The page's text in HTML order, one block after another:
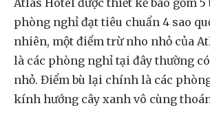
Atlas Hotel được thiết kế bao gồm 5
phòng nghỉ đạt tiêu chuẩn 4 sao
nhiên, một điểm trừ nho nhỏ của
là các phòng nghỉ tại đây thường
nhỏ. Điểm bù lại chính là các
kính hướng cây xanh vô cùng